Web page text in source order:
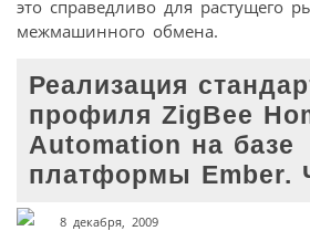
это справедливо для растущего
межмашинного обмена.
Реализация
профиля ZigBee
Automation на базе
платформы Ember.
8 декабря, 2009